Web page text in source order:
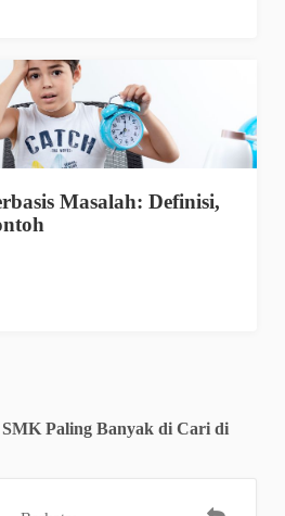
Masalah: Definisi,
Paling Banyak di Cari di